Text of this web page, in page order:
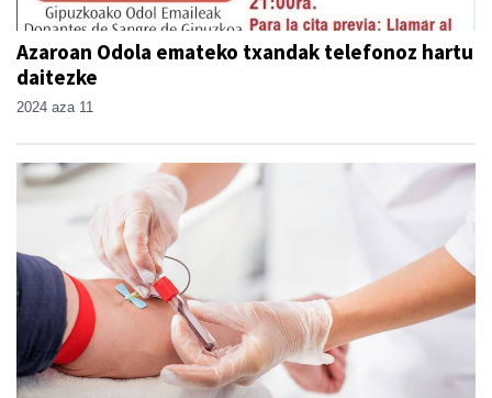
Azaroan Odola emateko txandak telefonoz hartu
daitezke
2024 aza 11